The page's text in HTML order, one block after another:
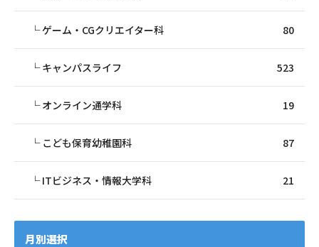
ゲーム・CGクリエイター科 80
キャンパスライフ 523
オンライン通学科 19
こども保育幼稚園科 87
ITビジネス・情報大学科 21
月別選択